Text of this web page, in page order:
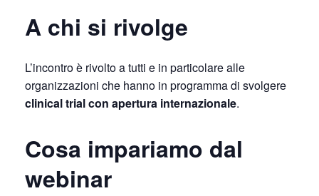
A chi si rivolge
L’incontro è rivolto a tutti e in particolare alle
organizzazioni che hanno in programma di svolgere
clinical trial con apertura internazionale.
Cosa impariamo dal
webinar